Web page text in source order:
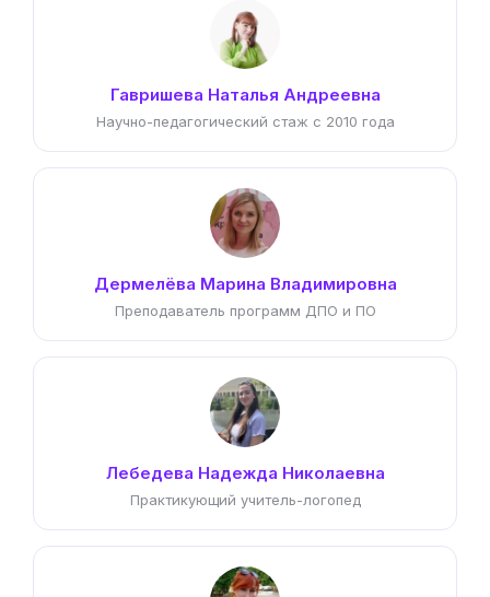
Гавришева Наталья Андреевна
Научно-педагогический стаж с 2010 года
Дермелёва Марина Владимировна
Преподаватель программ ДПО и ПО
Лебедева Надежда Николаевна
Практикующий учитель-логопед